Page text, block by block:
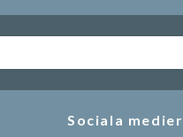
Sociala medier